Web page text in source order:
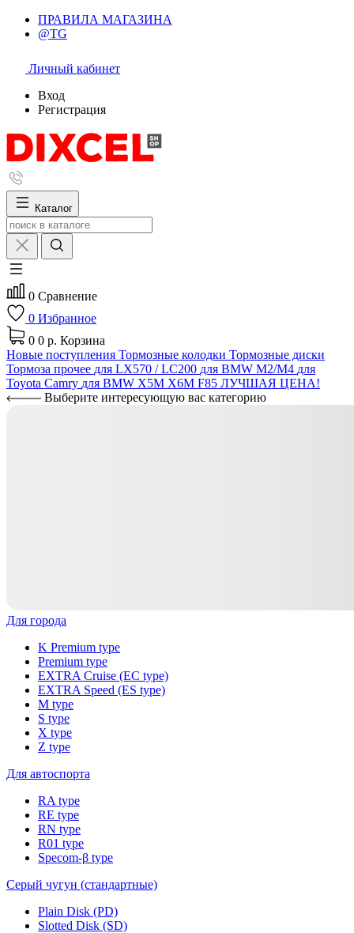
ПРАВИЛА МАГАЗИНА
@TG
Личный кабинет
Вход
Регистрация
Каталог
0 Сравнение
0 Избранное
0 0 р. Корзина
Новые поступления Тормозные колодки Тормозные диски
Тормоза прочее для LX570 / LC200 для BMW M2/M4 для
Toyota Camry для BMW X5M X6M F85 ЛУЧШАЯ ЦЕНА!
Выберите интересующую вас категорию
Для города
K Premium type
Premium type
EXTRA Cruise (EC type)
EXTRA Speed (ES type)
M type
S type
X type
Z type
Для автоспорта
RA type
RE type
RN type
R01 type
Specom-β type
Серый чугун (стандартные)
Plain Disk (PD)
Slotted Disk (SD)